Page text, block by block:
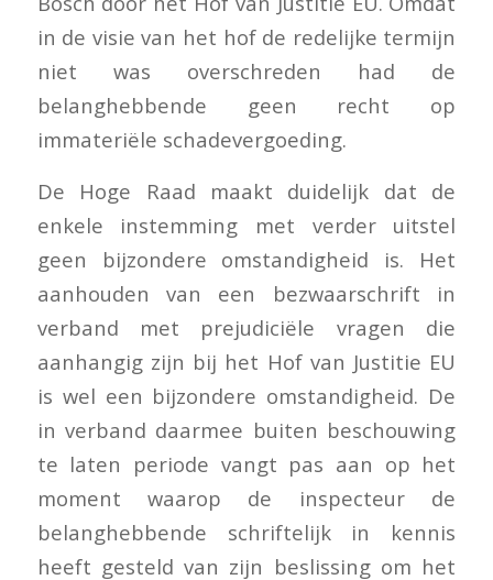
in de visie van het hof de redelijke termijn
niet was overschreden had de
belanghebbende geen recht op
immateriële schadevergoeding.
De Hoge Raad maakt duidelijk dat de
enkele instemming met verder uitstel
geen bijzondere omstandigheid is. Het
aanhouden van een bezwaarschrift in
verband met prejudiciële vragen die
aanhangig zijn bij het Hof van Justitie EU
is wel een bijzondere omstandigheid. De
in verband daarmee buiten beschouwing
te laten periode vangt pas aan op het
moment waarop de inspecteur de
belanghebbende schriftelijk in kennis
heeft gesteld van zijn beslissing om het